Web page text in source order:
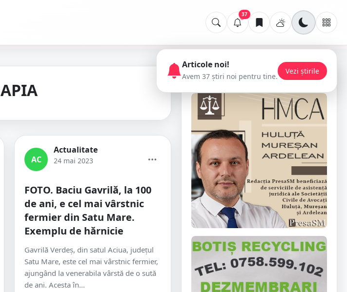
37
APIA
AC
Actualitate
24 mai 2023
FOTO. Baciu Gavrilă, la 100
de ani, e cel mai vârstnic
fermier din Satu Mare.
Exemplu de hărnicie
Gavrilă Verdeș, din satul Aciua, județul
Satu Mare, este cel mai vârstnic fermier,
ajungând la venerabila vârstă de o sută
de ani. Acesta în...
📢 Publicitate
Articole noi!
Avem 37 știri noi pentru tine.
Vezi știrile